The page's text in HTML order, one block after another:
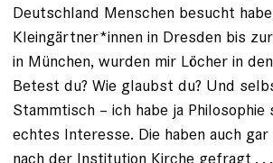
Deutschland Menschen besucht
Kleingärtner*innen in Dresden bis
in München, wurden mir Löcher in
Betest du? Wie glaubst du? Und
Stammtisch – ich habe ja
echtes Interesse. Die haben auch
nach der Institution Kirche gefragt . . .